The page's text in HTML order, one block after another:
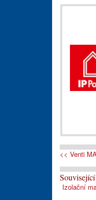
<< Venti
Izolační